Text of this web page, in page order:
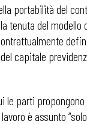
portabilità del
tenuta del
capitale
le parti
è assunto